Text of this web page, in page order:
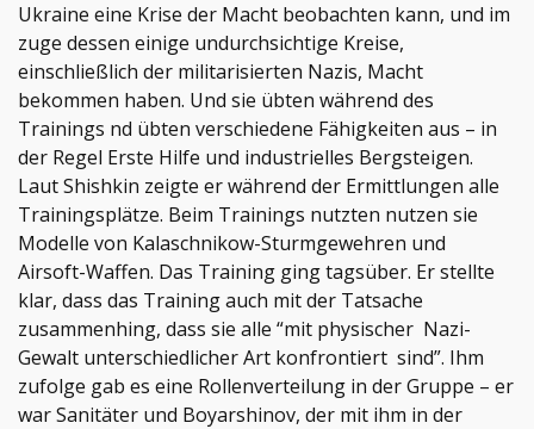
Ukraine eine Krise der Macht beobachten kann, und im
zuge dessen einige undurchsichtige Kreise,
einschließlich der militarisierten Nazis, Macht
bekommen haben. Und sie übten während des
Trainings nd übten verschiedene Fähigkeiten aus – in
der Regel Erste Hilfe und industrielles Bergsteigen.
Laut Shishkin zeigte er während der Ermittlungen alle
Trainingsplätze. Beim Trainings nutzten nutzen sie
Modelle von Kalaschnikow-Sturmgewehren und
Airsoft-Waffen. Das Training ging tagsüber. Er stellte
klar, dass das Training auch mit der Tatsache
zusammenhing, dass sie alle “mit physischer Nazi-
Gewalt unterschiedlicher Art konfrontiert sind”. Ihm
zufolge gab es eine Rollenverteilung in der Gruppe – er
war Sanitäter und Boyarshinov, der mit ihm in der